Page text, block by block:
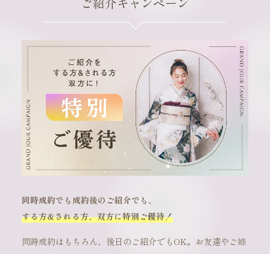
ご紹介キャンペーン
同時成約でも成約後のご紹介でも、
する方&される方、双方に特別ご優待！
同時成約はもちろん、後日のご紹介でもOK。お友達やご姉